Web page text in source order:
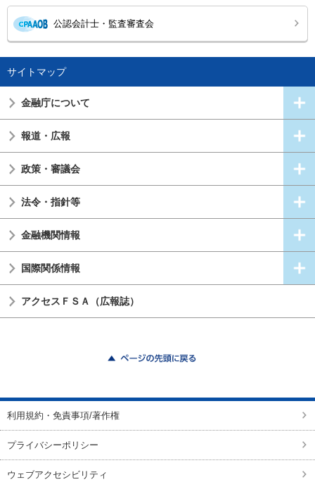
公認会計士・監査審査会
サイトマップ
金融庁について
報道・広報
政策・審議会
法令・指針等
金融機関情報
国際関係情報
アクセスＦＳＡ（広報誌）
利用規約・免責事項/著作権
プライバシーポリシー
ウェブアクセシビリティ